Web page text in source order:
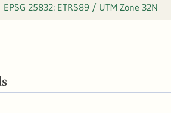
EPSG 25832: ETRS89 / UTM Zone 32N